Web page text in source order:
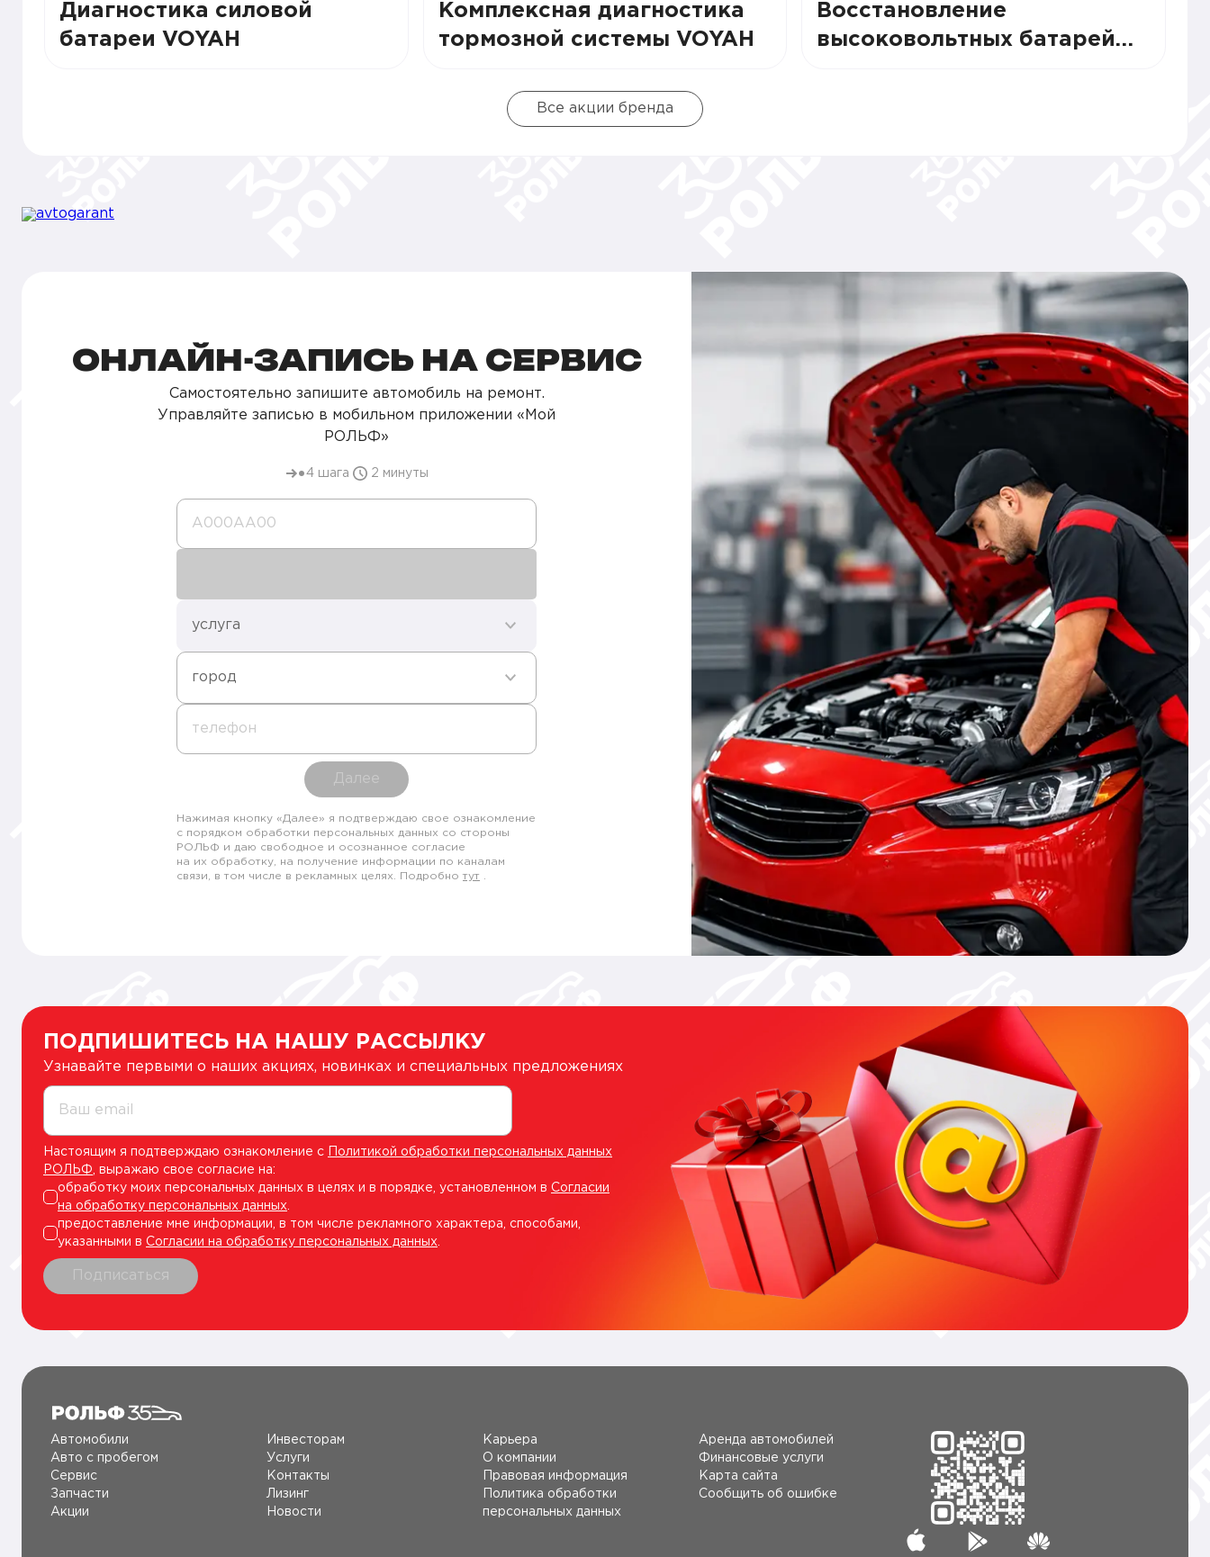
Диагностика силовой
батареи VOYAH
Комплексная диагностика
тормозной системы VOYAH
Восстановление
высоковольтных батарей
Все акции бренда
ОНЛАЙН-ЗАПИСЬ НА СЕРВИС
Самостоятельно запишите автомобиль на ремонт.
Управляйте записью в мобильном приложении «Мой
РОЛЬФ»
4 шага 2 минуты
А000AA00
услуга
город
телефон
Далее
Нажимая кнопку «Далее» я подтверждаю свое ознакомление
с порядком обработки персональных данных со стороны
РОЛЬФ и даю свободное и осознанное согласие
на их обработку, на получение информации по каналам
связи, в том числе в рекламных целях. Подробно тут
ПОДПИШИТЕСЬ НА НАШУ РАССЫЛКУ
Узнавайте первыми о наших акциях, новинках и специальных предложениях
Ваш email
Настоящим я подтверждаю ознакомление с
Политикой обработки персональных данных
РОЛЬФ , выражаю свое согласие на:
обработку моих персональных данных в целях и в порядке, установленном в Согласии
на обработку персональных данных
предоставление мне информации, в том числе рекламного характера, способами,
указанными в Согласии на обработку персональных данных
Подписаться
Автомобили
Авто c пробегом
Сервис
Запчасти
Акции
Инвесторам
Услуги
Контакты
Лизинг
Новости
Карьера
О компании
Правовая информация
Политика обработки
персональных данных
Аренда автомобилей
Финансовые услуги
Карта сайта
Сообщить об ошибке